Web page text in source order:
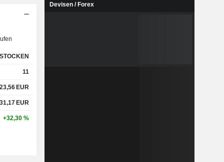
11
23,56 EUR
31,17 EUR
+32,30 %
Devisen / Forex